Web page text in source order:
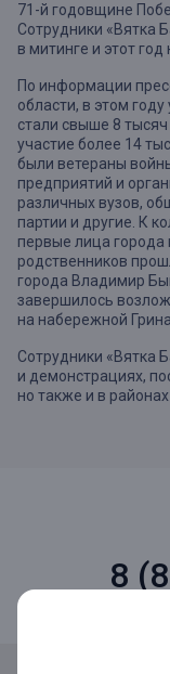
71-й годовщине
Сотрудники «Вятка
в митинге и этот
По информации
области, в этом
стали свыше 8
участие более 14
были ветераны
предприятий и
различных вузов,
партии и другие. К
первые лица города
родственников
города Владимир
завершилось
на набережной Грина.
Сотрудники «Вятка
и демонстрациях,
но также и в
8